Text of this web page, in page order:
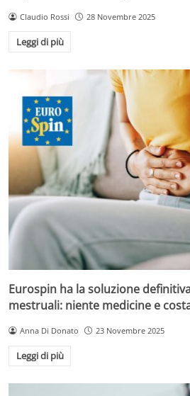
Claudio Rossi 28 Novembre 2025
Leggi di più
Eurospin ha la soluzione
mestruali: niente medicine e
Anna Di Donato 23 Novembre 2025
Leggi di più